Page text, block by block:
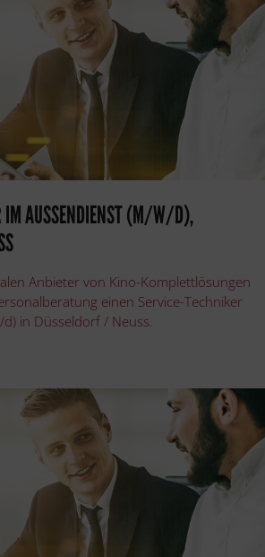
IM AUSSENDIENST (M/W/D), D
Anbieter von Kino-Komplettlösungen
einen Service-Techniker
in Düsseldorf / Neuss.